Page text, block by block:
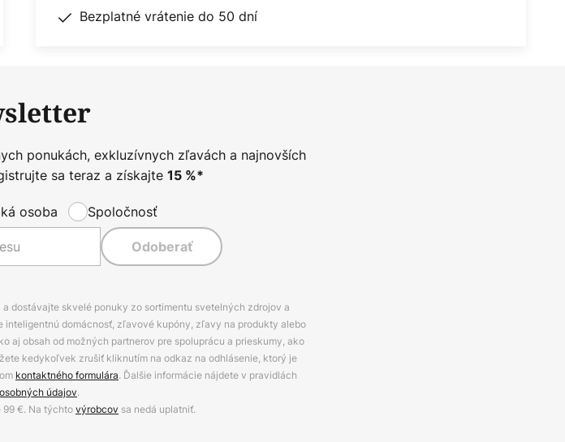
Bezplatné vrátenie do 50 dní
ponukách, exkluzívnych zľavách a najnovších
sa teraz a získajte 15%*
osoba Spoločnosť
Odoberať
dostávajte skvelé ponuky zo sortimentu svetelných zdrojov a
domácnosť, zľavové kupóny, zľavy na produkty alebo
aj obsah od možných partnerov pre spoluprácu a prieskumy, ako
kedykoľvek zrušiť kliknutím na odkaz na odhlásenie, ktorý je
kontaktného formulára. Ďalšie informácie nájdete v pravidlách
údajov.
99 €. Na týchtovýrobcov sa nedá uplatniť.